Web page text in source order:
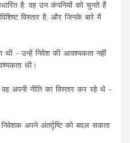
है: वह उन कंपनियों को चुनते हैं
विस्तार है, और जिनके बारे में
थी - उन्हें निवेश की आवश्यकता नहीं
थी।
अपनी नीति का विस्तार कर रहे थे -
अपने अंतर्दृष्टि को बदल सकता